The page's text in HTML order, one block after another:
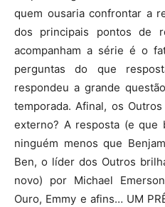
quem ousaria confrontar a
dos principais pontos de
acompanham a série é o
perguntas do que
respondeu a grande
temporada. Afinal, os
externo? A resposta (e que
ninguém menos que
Ben, o líder dos Outros
novo) por Michael
Ouro, Emmy e afins… UM